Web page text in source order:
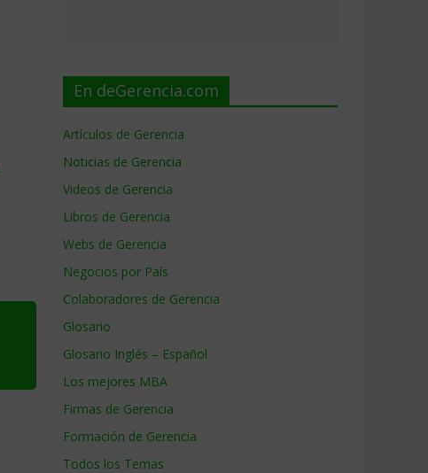
En deGerencia.com
Artículos de Gerencia
Noticias de Gerencia
Videos de Gerencia
Libros de Gerencia
Webs de Gerencia
Negocios por País
Colaboradores de Gerencia
Glosario
Glosario Inglés – Español
Los mejores MBA
Firmas de Gerencia
Formación de Gerencia
Todos los Temas